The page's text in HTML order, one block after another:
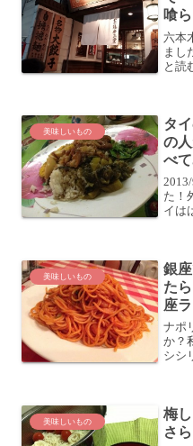
喰
六本
まし
と読
やら
美味しいもの
タ
の
べ
た！
イは
らな
美味しいもの
銀
た
座
ナポ
か？
シシ
ちょ
美味しいもの
梅
さ